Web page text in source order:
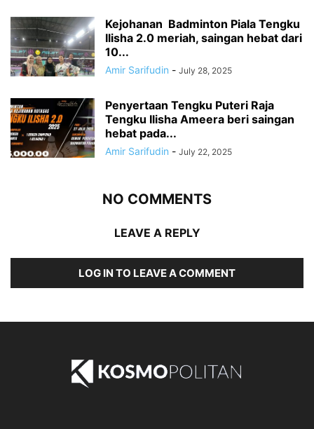
Kejohanan Badminton Piala Tengku
Ilisha 2.0 meriah, saingan hebat dari
10...
Amir Sarifudin - July 28, 2025
Penyertaan Tengku Puteri Raja
Tengku Ilisha Ameera beri saingan
hebat pada...
Amir Sarifudin - July 22, 2025
NO COMMENTS
LEAVE A REPLY
LOG IN TO LEAVE A COMMENT